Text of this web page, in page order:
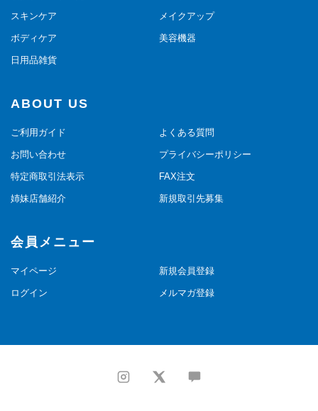
スキンケア メイクアップ
ボディケア 美容機器
日用品雑貨
ABOUT US
ご利用ガイド よくある質問
お問い合わせ プライバシーポリシー
特定商取引法表示 FAX注文
姉妹店舗紹介 新規取引先募集
会員メニュー
マイページ 新規会員登録
ログイン メルマガ登録